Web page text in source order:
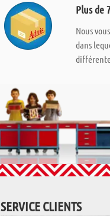
Plus de
Nous
dans
SERVICE CLIENTS